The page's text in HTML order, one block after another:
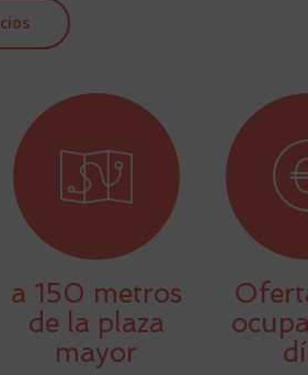
a 150 metros
de la plaza
mayor